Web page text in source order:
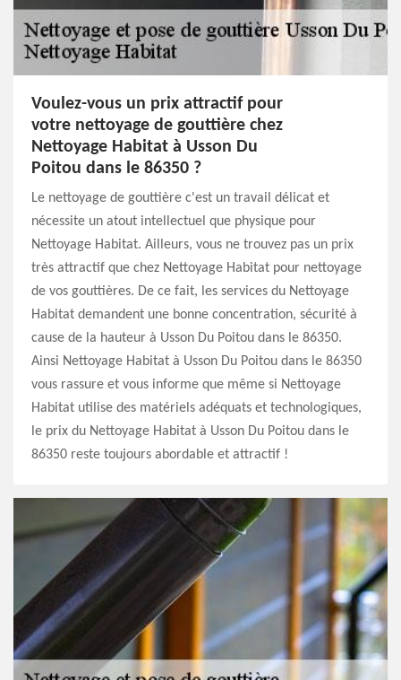
Voulez-vous un prix attractif pour
votre nettoyage de gouttière chez
Nettoyage Habitat à Usson Du
Poitou dans le 86350 ?
Le nettoyage de gouttière c'est un travail délicat et
nécessite un atout intellectuel que physique pour
Nettoyage Habitat. Ailleurs, vous ne trouvez pas un prix
très attractif que chez Nettoyage Habitat pour nettoyage
de vos gouttières. De ce fait, les services du Nettoyage
Habitat demandent une bonne concentration, sécurité à
cause de la hauteur à Usson Du Poitou dans le 86350.
Ainsi Nettoyage Habitat à Usson Du Poitou dans le 86350
vous rassure et vous informe que même si Nettoyage
Habitat utilise des matériels adéquats et technologiques,
le prix du Nettoyage Habitat à Usson Du Poitou dans le
86350 reste toujours abordable et attractif !